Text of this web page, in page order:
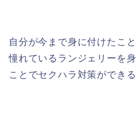
自分が今まで身に付けたこと
憧れているランジェリーを
ことでセクハラ対策ができる